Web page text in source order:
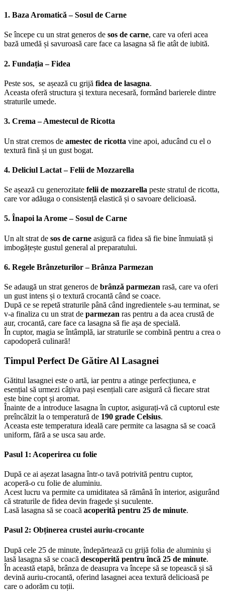
1. Baza Aromatică – Sosul de Carne
Se începe cu un strat generos de sos de carne, care va oferi acea
bază umedă și savuroasă care face ca lasagna să fie atât de iubită.
2. Fundația – Fidea
Peste sos, se așează cu grijă fidea de lasagna.
Aceasta oferă structura și textura necesară, formând barierele dintre
straturile umede.
3. Crema – Amestecul de Ricotta
Un strat cremos de amestec de ricotta vine apoi, aducând cu el o
textură fină și un gust bogat.
4. Deliciul Lactat – Felii de Mozzarella
Se așează cu generozitate felii de mozzarella peste stratul de ricotta,
care vor adăuga o consistență elastică și o savoare delicioasă.
5. Înapoi la Arome – Sosul de Carne
Un alt strat de sos de carne asigură ca fidea să fie bine înmuiată și
imbogățește gustul general al preparatului.
6. Regele Brânzeturilor – Brânza Parmezan
Se adaugă un strat generos de brânză parmezan rasă, care va oferi
un gust intens și o textură crocantă când se coace.
După ce se repetă straturile până când ingredientele s-au terminat, se
v-a finaliza cu un strat de parmezan ras pentru a da acea crustă de
aur, crocantă, care face ca lasagna să fie așa de specială.
În cuptor, magia se întâmplă, iar straturile se combină pentru a crea o
capodoperă culinară!
Timpul Perfect De Gătire Al Lasagnei
Gătitul lasagnei este o artă, iar pentru a atinge perfecțiunea, e
esențial să urmezi câțiva pași esențiali care asigură că fiecare strat
este bine copt și aromat.
Înainte de a introduce lasagna în cuptor, asigurați-vă că cuptorul este
preîncălzit la o temperatură de 190 grade Celsius.
Aceasta este temperatura ideală care permite ca lasagna să se coacă
uniform, fără a se usca sau arde.
Pasul 1: Acoperirea cu folie
După ce ai așezat lasagna într-o tavă potrivită pentru cuptor,
acoperă-o cu folie de aluminiu.
Acest lucru va permite ca umiditatea să rămână în interior, asigurând
că straturile de fidea devin fragede și suculente.
Lasă lasagna să se coacă acoperită pentru 25 de minute.
Pasul 2: Obținerea crustei auriu-crocante
După cele 25 de minute, îndepărtează cu grijă folia de aluminiu și
lasă lasagna să se coacă descoperită pentru încă 25 de minute.
În această etapă, brânza de deasupra va începe să se topească și să
devină auriu-crocantă, oferind lasagnei acea textură delicioasă pe
care o adorăm cu toții.